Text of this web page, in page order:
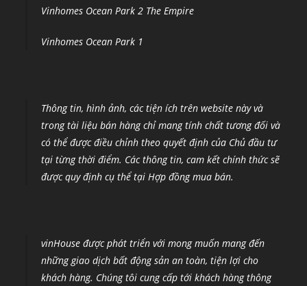
Vinhomes Ocean Park 2 The Empire
Vinhomes Ocean Park 1
Thông tin, hình ảnh, các tiện ích trên website này và
trong tài liệu bán hàng chỉ mang tính chất tương đối và
có thể được điều chỉnh theo quyết định của Chủ đầu tư
tại từng thời điểm. Các thông tin, cam kết chính thức sẽ
được quy định cụ thể tại Hợp đồng mua bán.
vinHouse được phát triển với mong muốn mang đến
những giao dịch bất động sản an toàn, tiện lợi cho
khách hàng. Chúng tôi cung cấp tới khách hàng thông